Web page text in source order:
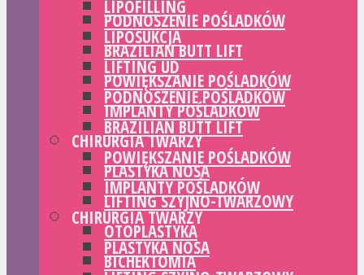
PODNOSZENIE POŚLADKÓW
BRAZILIAN BUTT LIFT
POWIĘKSZANIE POŚLADKÓW
IMPLANTY POŚLADKÓW
CHIRURGIA TWARZY
PLASTYKA NOSA
LIFTING SZYJNO-TWARZOWY
OTOPLASTYKA
BICHEKTOMIA
LIPOFILLING
LIPOSUKCJA
LIFTING UD
PODNOSZENIE POŚLADKÓW
BRAZILIAN BUTT LIFT
POWIĘKSZANIE POŚLADKÓW
IMPLANTY POŚLADKÓW
CHIRURGIA TWARZY
PLASTYKA NOSA